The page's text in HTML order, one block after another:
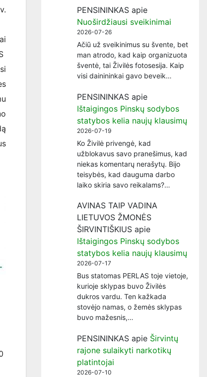
PENSININKAS apie
Nuoširdžiausi sveikinimai
2026-07-26
Ačiū už sveikinimus su švente, bet
man atrodo, kad kaip organizuota
šventė, tai Živilės fotosesija. Kaip
visi dainininkai gavo beveik…
PENSININKAS apie
Ištaigingos Pinskų sodybos
statybos kelia naujų klausimų
2026-07-19
Ko Živilė privengė, kad
užblokavus savo pranešimus, kad
niekas komentarų nerašytų. Bijo
teisybės, kad dauguma darbo
laiko skiria savo reikalams?…
AVINAS TAIP VADINA
LIETUVOS ŽMONĖS
ŠIRVINTIŠKIUS apie
Ištaigingos Pinskų sodybos
statybos kelia naujų klausimų
2026-07-17
Bus statomas PERLAS toje vietoje,
kurioje sklypas buvo Živilės
dukros vardu. Ten kažkada
stovėjo namas, o žemės sklypas
buvo mažesnis,…
PENSININKAS apie Širvintų
rajone sulaikyti narkotikų
platintojai
2026-07-10